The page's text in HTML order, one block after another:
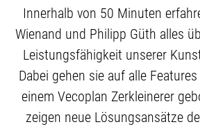
Innerhalb von 50 Minuten
Wienand und Philipp Güth alles
Leistungsfähigkeit unserer
Dabei gehen sie auf alle
einem Vecoplan Zerkleinerer
zeigen neue Lösungsansätze